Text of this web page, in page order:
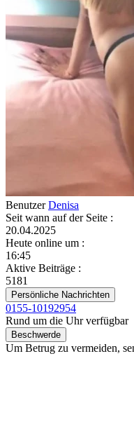
BenutzerDenisa
Seit wann auf der Seite :
20.04.2025
Heute online um :
16:45
Aktive Beiträge :
5181
Persönliche Nachrichten
0155-10192954
Rund um die Uhr verfügbar
Beschwerde
Um Betrug zu vermeiden,